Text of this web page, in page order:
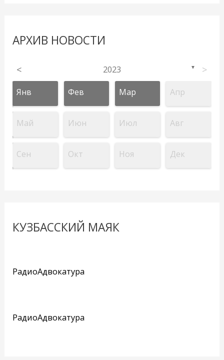
АРХИВ НОВОСТИ
< 2023 ▼ >
Янв Фев Мар Апр
Май Июн Июл Авг
Сен Окт Ноя Дек
КУЗБАССКИЙ МАЯК
РадиоАдвокатура
РадиоАдвокатура